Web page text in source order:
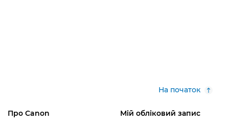
На початок
Про Canon Мій обліковий запис